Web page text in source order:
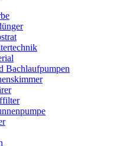
Bachlaufpumpen